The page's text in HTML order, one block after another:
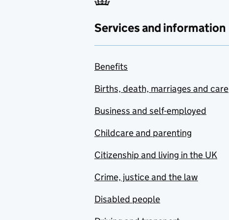
Services and information
Benefits
Births, death, marriages and care
Business and self-employed
Childcare and parenting
Citizenship and living in the UK
Crime, justice and the law
Disabled people